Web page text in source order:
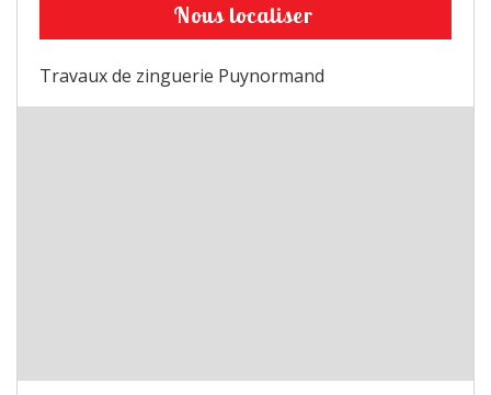
Nous localiser
Travaux de zinguerie Puynormand